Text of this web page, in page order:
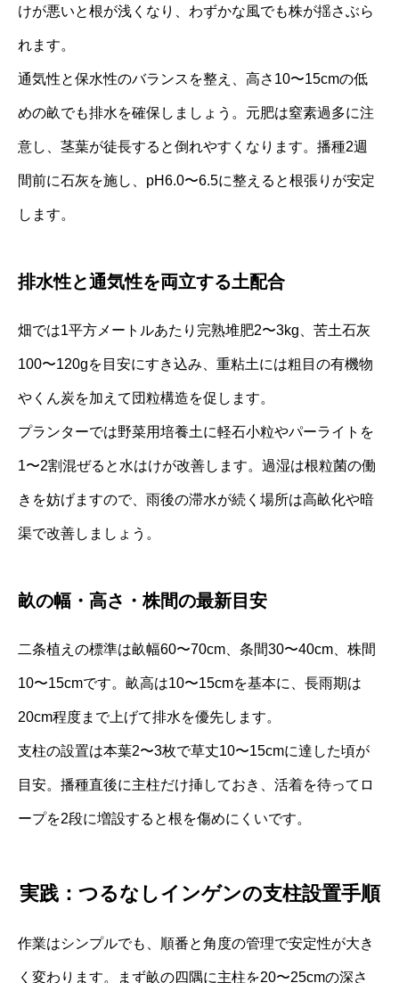
けが悪いと根が浅くなり、わずかな風でも株が揺さぶら
れます。
通気性と保水性のバランスを整え、高さ10〜15cmの低
めの畝でも排水を確保しましょう。元肥は窒素過多に注
意し、茎葉が徒長すると倒れやすくなります。播種2週
間前に石灰を施し、pH6.0〜6.5に整えると根張りが安定
します。
排水性と通気性を両立する土配合
畑では1平方メートルあたり完熟堆肥2〜3kg、苦土石灰
100〜120gを目安にすき込み、重粘土には粗目の有機物
やくん炭を加えて団粒構造を促します。
プランターでは野菜用培養土に軽石小粒やパーライトを
1〜2割混ぜると水はけが改善します。過湿は根粒菌の働
きを妨げますので、雨後の滞水が続く場所は高畝化や暗
渠で改善しましょう。
畝の幅・高さ・株間の最新目安
二条植えの標準は畝幅60〜70cm、条間30〜40cm、株間
10〜15cmです。畝高は10〜15cmを基本に、長雨期は
20cm程度まで上げて排水を優先します。
支柱の設置は本葉2〜3枚で草丈10〜15cmに達した頃が
目安。播種直後に主柱だけ挿しておき、活着を待ってロ
ープを2段に増設すると根を傷めにくいです。
実践：つるなしインゲンの支柱設置手順
作業はシンプルでも、順番と角度の管理で安定性が大き
く変わります。まず畝の四隅に主柱を20〜25cmの深さ